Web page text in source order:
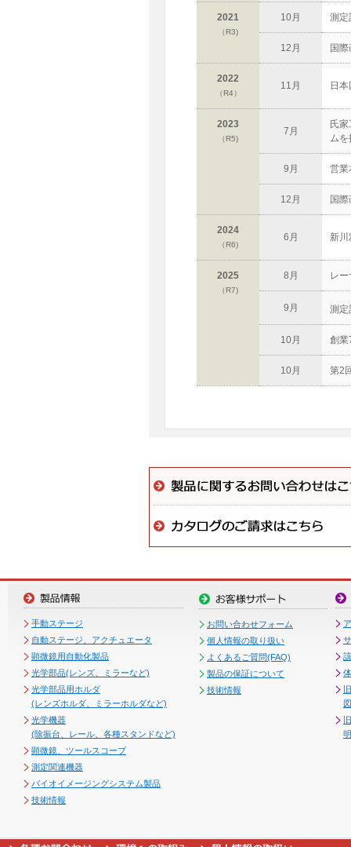
2021
（R3)
10月 測定
12月 国
2022
（R4）
11月 日
2023
（R5)
7月
氏
ム
9月 営
12月 国
2024
（R6)
6月 新
2025
（R7)
8月 レ
9月 測定
10月 創業
10月 第2
手動ステージ
自動ステージ、アクチュエータ
顕微鏡用自動化製品
光学部品(レンズ、ミラーなど)
光学部品用ホルダ
(レンズホルダ、ミラーホルダなど)
光学機器
(除振台、レール、各種スタンドなど)
顕微鏡、ツールスコープ
測定関連機器
バイオイメージングシステム製品
技術情報
お問い合わせフォーム
個人情報の取り扱い
よくあるご質問(FAQ)
製品の保証について
技術情報